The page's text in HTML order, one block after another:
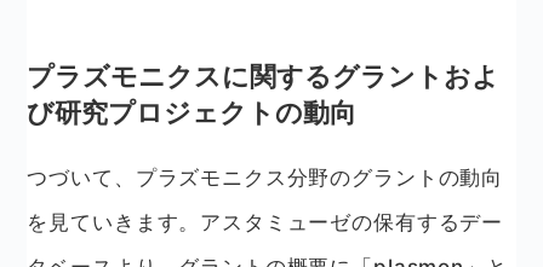
プラズモニクスに関するグラントおよ
び研究プロジェクトの動向
つづいて、プラズモニクス分野のグラントの動向
を見ていきます。アスタミューゼの保有するデー